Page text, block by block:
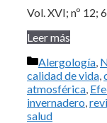
Vol. XVI; nº 12;
Leer más
Categorías
Alergología,
calidad de vida,
atmosférica,
invernadero,
salud